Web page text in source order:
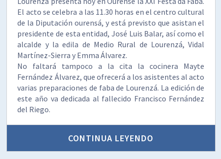
El acto se celebra a las 11.30 horas en el centro cultural
de la Diputación ourensá, y está previsto que asistan el
presidente de esta entidad, José Luis Balar, así como el
alcalde y la edila de Medio Rural de Lourenzá, Vidal
Martínez-Sierra y Emma Álvarez.
No faltará tampoco a la cita la cocinera Mayte
Fernández Álvarez, que ofrecerá a los asistentes al acto
varias preparaciones de faba de Lourenzá. La edición de
este año va dedicada al fallecido Francisco Fernández
del Riego.
CONTINUA LEYENDO